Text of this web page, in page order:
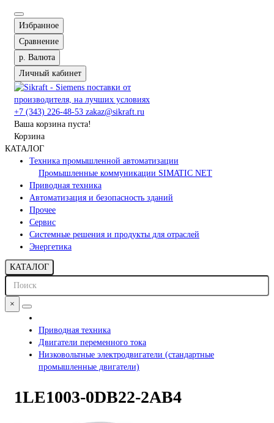
Избранное
Сравнение
р. Валюта
Личный кабинет
+7 (343) 226-48-53 zakaz@sikraft.ru
Ваша корзина пуста!
Корзина
КАТАЛОГ
Техника промышленной автоматизации
Промышленные коммуникации SIMATIC NET
Приводная техника
Автоматизация и безопасность зданий
Прочее
Сервис
Системные решения и продукты для отраслей
Энергетика
КАТАЛОГ
×
Приводная техника
Двигатели переменного тока
Низковольтные электродвигатели (стандартные
промышленные двигатели)
1LE1003-0DB22-2AB4